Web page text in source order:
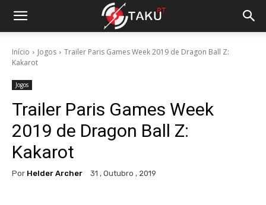
Início Jogos
Trailer Paris Games Week 2019 de Dragon Ball Z:
Kakarot
Jogos
Trailer Paris Games Week
2019 de Dragon Ball Z:
Kakarot
Por Helder Archer 31 , Outubro , 2019